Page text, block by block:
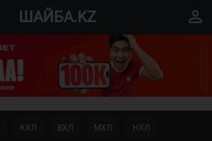
ШАЙБА.KZ perm_identity
КХЛ ВХЛ МХЛ НХЛ